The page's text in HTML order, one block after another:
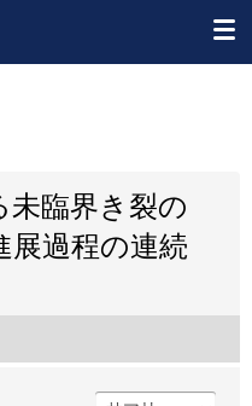
未臨界き裂の
展過程の連続